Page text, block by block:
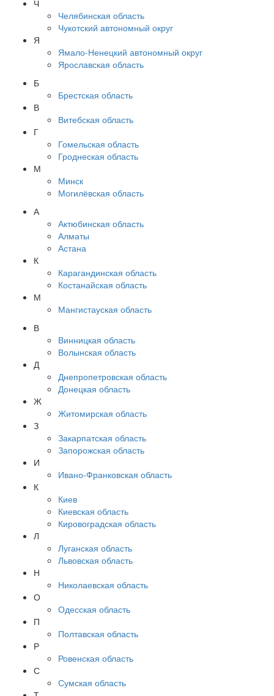
Ч
Челябинская область
Чукотский автономный округ
Я
Ямало-Ненецкий автономный округ
Ярославская область
Б
Брестская область
В
Витебская область
Г
Гомельская область
Гроднеская область
М
Минск
Могилёвская область
А
Актюбинская область
Алматы
Астана
К
Карагандинская область
Костанайская область
М
Мангистауская область
В
Винницкая область
Волынская область
Д
Днепропетровская область
Донецкая область
Ж
Житомирская область
З
Закарпатская область
Запорожская область
И
Ивано-Франковская область
К
Киев
Киевская область
Кировоградская область
Л
Луганская область
Львовская область
Н
Николаевская область
О
Одесская область
П
Полтавская область
Р
Ровенская область
С
Сумская область